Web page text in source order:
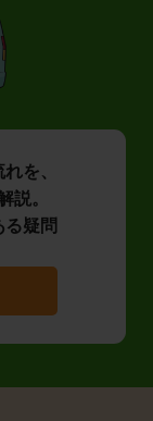
を、
説。
る疑問